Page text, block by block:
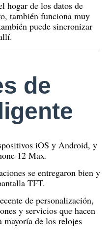
hogar de los datos de
también funciona muy
puede sincronizar
de
iOS y Android, y
12 Max.
se entregaron bien y
TFT.
de personalización,
y servicios que hacen
mayoría de los relojes